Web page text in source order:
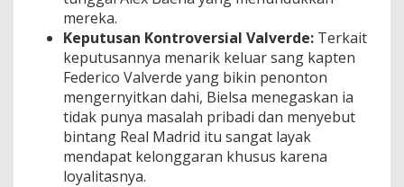
mereka.
Keputusan Kontroversial Valverde: Terkait
keputusannya menarik keluar sang kapten
Federico Valverde yang bikin penonton
mengernyitkan dahi, Bielsa menegaskan ia
tidak punya masalah pribadi dan menyebut
bintang Real Madrid itu sangat layak
mendapat kelonggaran khusus karena
loyalitasnya.